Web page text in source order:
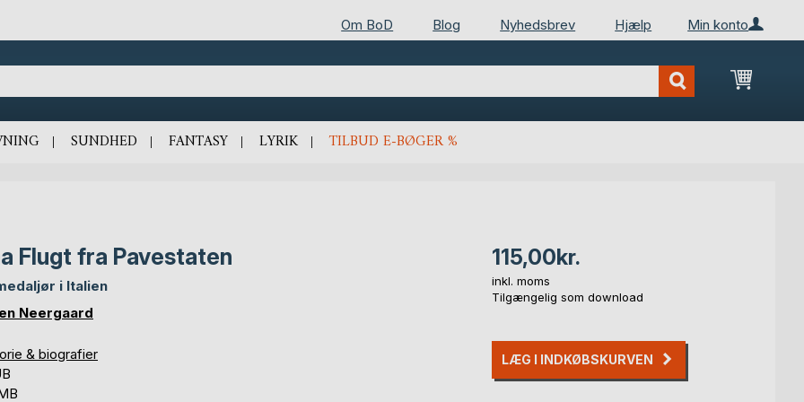
Min konto
Om BoD Blog Nyhedsbrev Hjælp
Min
SUNDHED FANTASY LYRIK TILBUD E-BØGER %
Flugt fra Pavestaten
i Italien
Neergaard
& biografier
115,00kr.
inkl. moms
Tilgængelig som download
LÆG I INDKØBSKURVEN